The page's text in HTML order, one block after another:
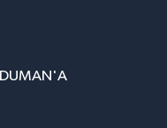
DUMAN'A